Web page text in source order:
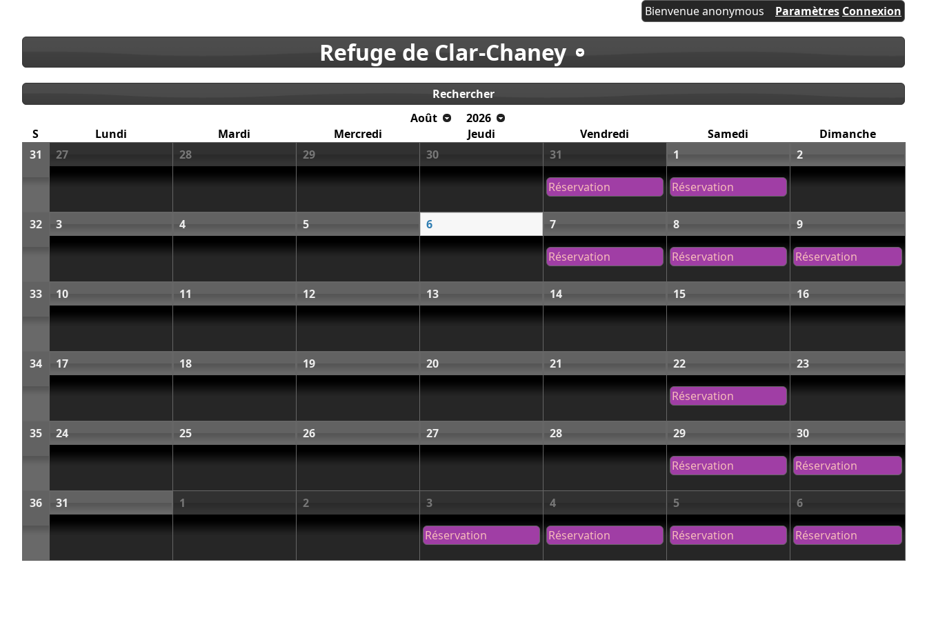
Bienvenue anonymous Paramètres Connexion
Refuge de Clar-Chaney
Rechercher
Août
2026
S
Lundi Mardi Mercredi Jeudi Vendredi Samedi
Dimanche
31
27 28 29 30 31
Réservation
1
Réservation
2
32 3 4 5 6 7
Réservation
8
Réservation
9
Réservation
33 10 11 12 13 14 15 16
34 17 18 19 20 21 22
Réservation
23
35 24 25 26 27 28 29
Réservation
30
Réservation
36 31 1 2 3
Réservation
4
Réservation
5
Réservation
6
Réservation